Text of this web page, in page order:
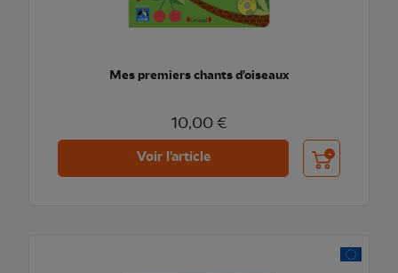
Mes premiers chants d'oiseaux
10,00 €
Voir l'article Ajouter au